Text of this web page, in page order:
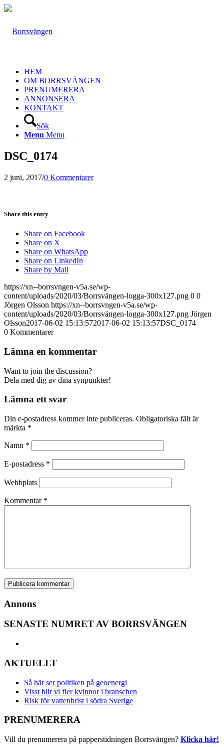
HEM
OM BORRSVÄNGEN
PRENUMERERA
ANNONSERA
KONTAKT
Sök
Menu Menu
DSC_0174
2 juni, 2017/0 Kommentarer
Share this entry
Share on Facebook
Share on X
Share on WhatsApp
Share on LinkedIn
Share by Mail
https://xn--borrsvngen-v5a.se/wp-
content/uploads/2020/03/Borrsvängen-logga-300x127.png 0 0
Jörgen Olsson https://xn--borrsvngen-v5a.se/wp-
content/uploads/2020/03/Borrsvängen-logga-300x127.png Jörgen
Olsson2017-06-02 15:13:572017-06-02 15:13:57DSC_0174
0 Kommentarer
Lämna en kommentar
Want to join the discussion?
Dela med dig av dina synpunkter!
Lämna ett svar
Din e-postadress kommer inte publiceras. Obligatoriska fält är
märkta *
Namn *
E-postadress *
Webbplats
Kommentar *
Annons
SENASTE NUMRET AV BORRSVÄNGEN
AKTUELLT
Så här ser politiken på geoenergi
Visst blir vi fler kvinnor i branschen
Risk för vattenbrist i södra Sverige
PRENUMERERA
Vill du prenumerera på papperstidningen Borrsvängen? Klicka här!